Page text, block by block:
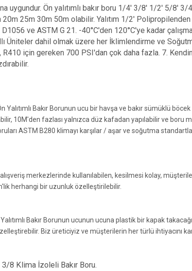
uygundur. Ön yalıtımlı bakır boru 1/4' 3/8' 1/2' 5/8'
25m 30m 50m olabilir. Yalıtım 1/2' Polipropilenden
ve ASTM G 21. -40°C'den 120°C'ye kadar çalışma
Üniteler dahil olmak üzere her İklimlendirme ve
R410 için gereken 700 PSI'dan çok daha fazla. 7.
Yalıtımlı Bakır Borunun ucu bir havşa ve bakır sümüklü
10M'den fazlası yalnızca düz kafadan yapılabilir ve boru
ASTM B280 klimayı karşılar / aşar ve soğutma
merkezlerinde kullanılabilen, kesilmesi kolay,
herhangi bir uzunluk özelleştirilebilir.
Bakır Borunun ucunun ucuna plastik bir kapak
Biz üreticiyiz ve müşterilerin her türlü ihtiyacını
8 Klima İzoleli Bakır Boru.